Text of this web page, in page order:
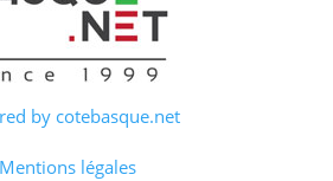
by cotebasque.net
Mentions légales